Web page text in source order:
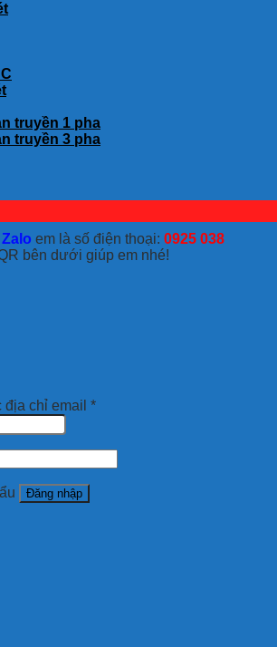
truyền 1 pha
truyền 3 pha
Zalo em là số điện thoại: 0925 038
bên dưới giúp em nhé!
chỉ email *
Đăng nhập